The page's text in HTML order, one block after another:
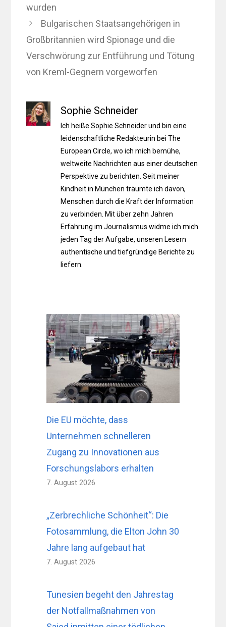
wurden
Bulgarischen Staatsangehörigen in
Großbritannien wird Spionage und die
Verschwörung zur Entführung und Tötung
von Kreml-Gegnern vorgeworfen
Sophie Schneider
Ich heiße Sophie Schneider und bin eine
leidenschaftliche Redakteurin bei The
European Circle, wo ich mich bemühe,
weltweite Nachrichten aus einer deutschen
Perspektive zu berichten. Seit meiner
Kindheit in München träumte ich davon,
Menschen durch die Kraft der Information
zu verbinden. Mit über zehn Jahren
Erfahrung im Journalismus widme ich mich
jeden Tag der Aufgabe, unseren Lesern
authentische und tiefgründige Berichte zu
liefern.
Die EU möchte, dass
Unternehmen schnelleren
Zugang zu Innovationen aus
Forschungslabors erhalten
7. August 2026
„Zerbrechliche Schönheit“: Die
Fotosammlung, die Elton John 30
Jahre lang aufgebaut hat
7. August 2026
Tunesien begeht den Jahrestag
der Notfallmaßnahmen von